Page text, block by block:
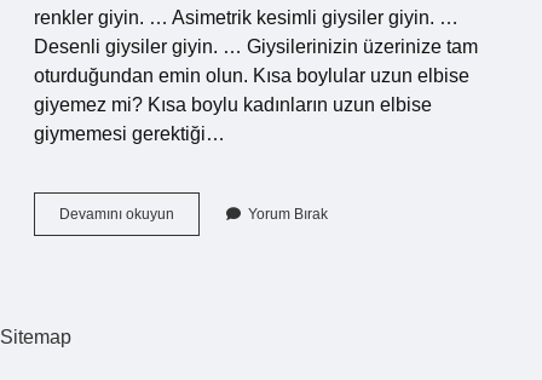
renkler giyin. … Asimetrik kesimli giysiler giyin. …
Desenli giysiler giyin. … Giysilerinizin üzerinize tam
oturduğundan emin olun. Kısa boylular uzun elbise
giyemez mi? Kısa boylu kadınların uzun elbise
giymemesi gerektiği…
Devamını okuyun
Boylular
Yorum Bırak
Sitemap